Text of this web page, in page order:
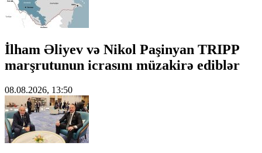
İlham Əliyev və Nikol Paşinyan TRIPP
marşrutunun icrasını müzakirə ediblər
08.08.2026, 13:50